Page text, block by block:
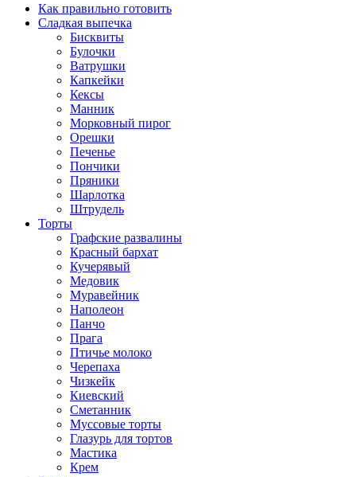
Как правильно готовить
Сладкая выпечка
Бисквиты
Булочки
Ватрушки
Капкейки
Кексы
Манник
Морковный пирог
Орешки
Печенье
Пончики
Пряники
Шарлотка
Штрудель
Торты
Графские развалины
Красный бархат
Кучерявый
Медовик
Муравейник
Наполеон
Панчо
Прага
Птичье молоко
Черепаха
Чизкейк
Киевский
Сметанник
Муссовые торты
Глазурь для тортов
Мастика
Крем